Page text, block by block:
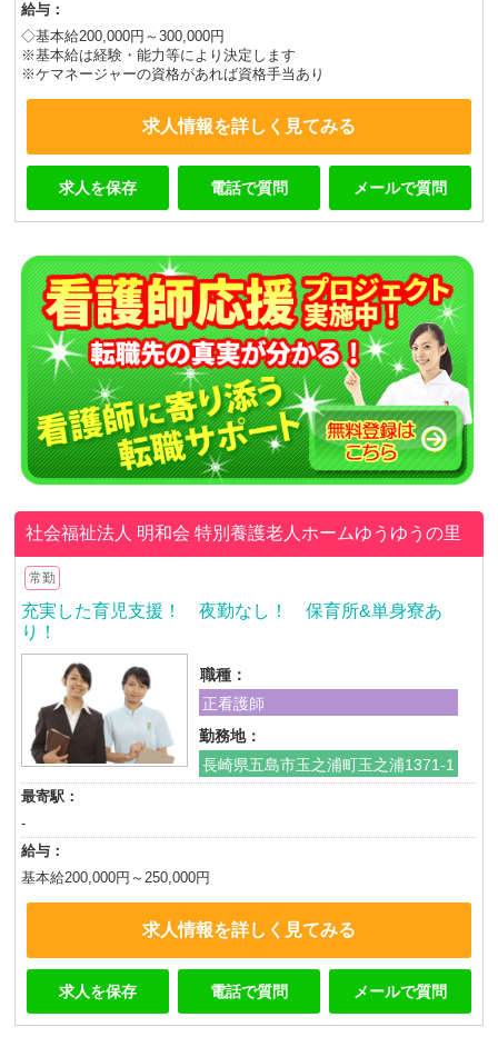
給与：
◇基本給200,000円～300,000円
※基本給は経験・能力等により決定します
※ケマネージャーの資格があれば資格手当あり
求人情報を詳しく見てみる
求人を保存 電話で質問 メールで質問
社会福祉法人 明和会特別養護老人ホームゆうゆうの里
常勤
充実した育児支援！ 夜勤なし！ 保育所&単身寮あ
り！
職種：
正看護師
勤務地：
長崎県五島市玉之浦町玉之浦1371-1
最寄駅：
-
給与：
基本給200,000円～250,000円
求人情報を詳しく見てみる
求人を保存 電話で質問 メールで質問